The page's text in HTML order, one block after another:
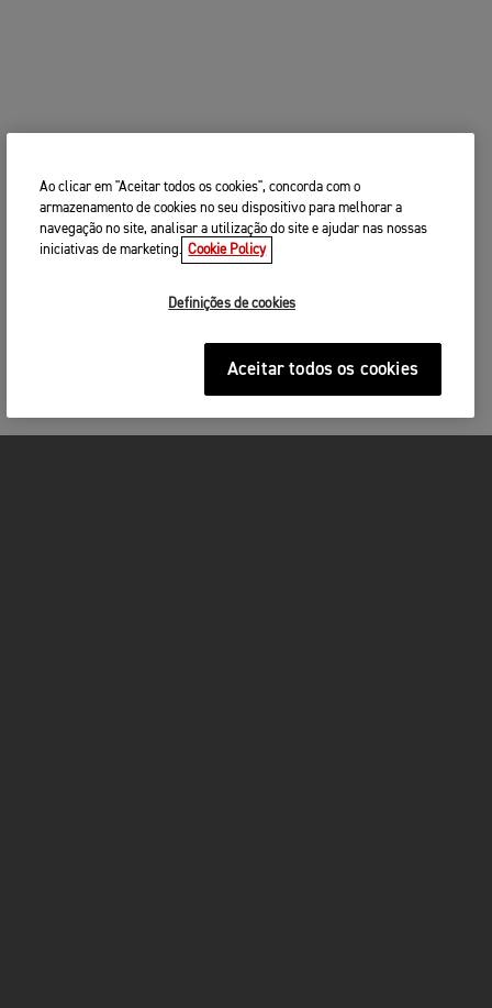
Ao clicar em "Aceitar todos os cookies", concorda com o
armazenamento de cookies no seu dispositivo para melhorar a
navegação no site, analisar a utilização do site e ajudar nas nossas
iniciativas de marketing. Cookie Policy
Definições de cookies
Aceitar todos os cookies